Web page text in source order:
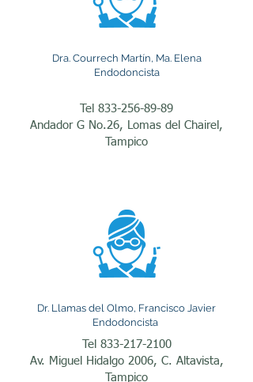
tratamiento realizado por
eliminar el tejido dañado,
radiculares y sellarlos para
prevenir nuevas
Uno de los principales
motivos de consulta con
un endodoncista en
Tampico es el dolor
intenso de muelas. Este
dolor puede manifestarse
Dra. Courrech Martín, Ma. Elena
Endodoncista
Tel 833-256-89-89
Andador G No.26, Lomas del Chairel,
Tampico
Dr. Llamas del Olmo, Francisco Javier
Endodoncista
Tel 833-217-2100
Av. Miguel Hidalgo 2006, C. Altavista,
Tampico